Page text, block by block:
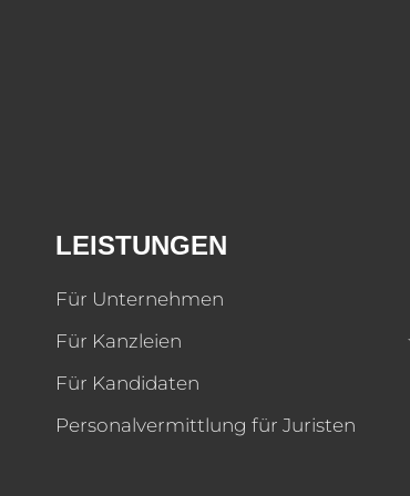
LEISTUNGEN
Für Unternehmen
Für Kanzleien
Für Kandidaten
Personalvermittlung für Juristen